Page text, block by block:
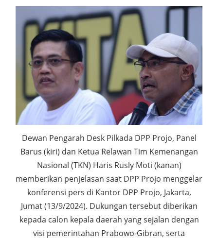
Dewan Pengarah Desk Pilkada DPP Projo, Panel
Barus (kiri) dan Ketua Relawan Tim Kemenangan
Nasional (TKN) Haris Rusly Moti (kanan)
memberikan penjelasan saat DPP Projo menggelar
konferensi pers di Kantor DPP Projo, Jakarta,
Jumat (13/9/2024). Dukungan tersebut diberikan
kepada calon kepala daerah yang sejalan dengan
visi pemerintahan Prabowo-Gibran, serta